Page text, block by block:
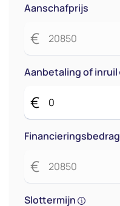
Aanschafprijs
€
Aanbetaling of inruil
€
Financieringsbedrag
€
Slottermijn